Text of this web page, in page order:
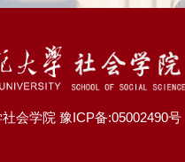
会学院 豫ICP备:05002490号